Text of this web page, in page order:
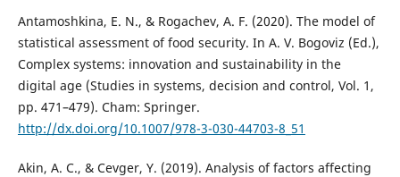
Antamoshkina, E. N., & Rogachev, A. F. (2020). The model of
statistical assessment of food security. In A. V. Bogoviz (Ed.),
Complex systems: innovation and sustainability in the
digital age (Studies in systems, decision and control, Vol. 1,
pp. 471–479). Cham: Springer.
http://dx.doi.org/10.1007/978-3-030-44703-8_51
Akin, A. C., & Cevger, Y. (2019). Analysis of factors affecting